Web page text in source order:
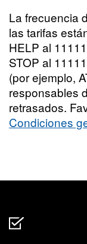
La frecuencia
las tarifas
HELP al
STOP al
(por ejemplo,
responsables
retrasados.
Condiciones